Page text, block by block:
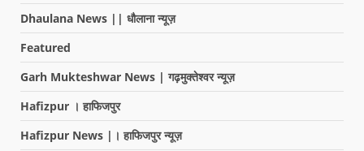
Dhaulana News || धौलाना न्यूज़
Featured
Garh Mukteshwar News | गढ़मुक्तेश्वर न्यूज़
Hafizpur । हाफिजपुर
Hafizpur News |। हाफिजपुर न्यूज़